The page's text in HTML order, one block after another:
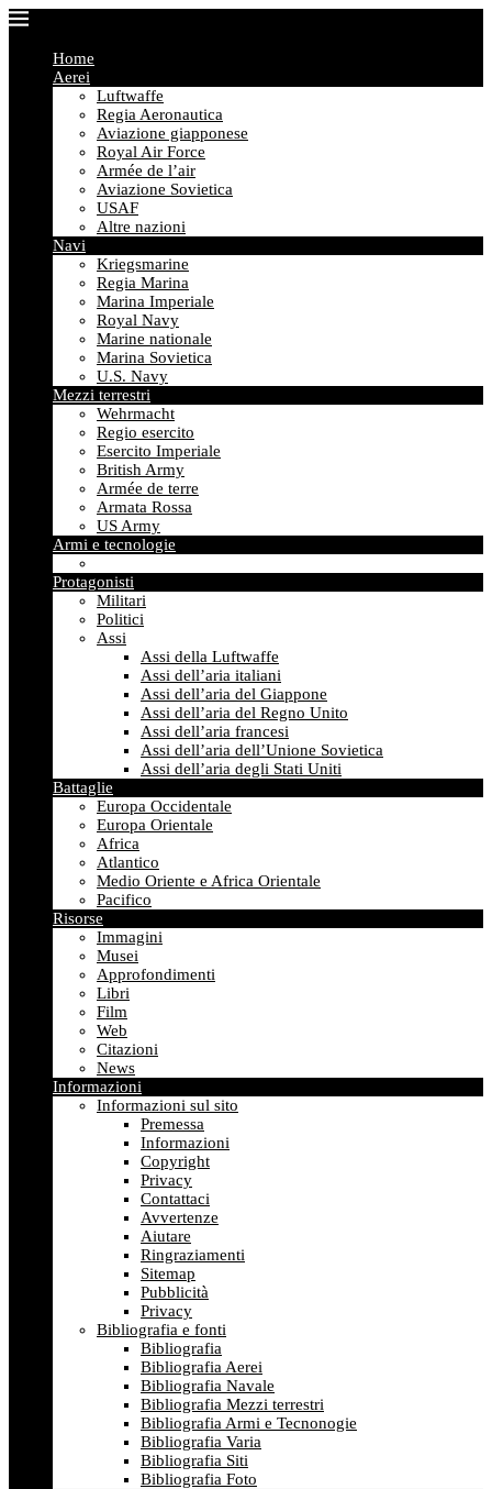
Home
Aerei
Luftwaffe
Regia Aeronautica
Aviazione giapponese
Royal Air Force
Armée de l’air
Aviazione Sovietica
USAF
Altre nazioni
Navi
Kriegsmarine
Regia Marina
Marina Imperiale
Royal Navy
Marine nationale
Marina Sovietica
U.S. Navy
Mezzi terrestri
Wehrmacht
Regio esercito
Esercito Imperiale
British Army
Armée de terre
Armata Rossa
US Army
Armi e tecnologie
Protagonisti
Militari
Politici
Assi
Assi della Luftwaffe
Assi dell’aria italiani
Assi dell’aria del Giappone
Assi dell’aria del Regno Unito
Assi dell’aria francesi
Assi dell’aria dell’Unione Sovietica
Assi dell’aria degli Stati Uniti
Battaglie
Europa Occidentale
Europa Orientale
Africa
Atlantico
Medio Oriente e Africa Orientale
Pacifico
Risorse
Immagini
Musei
Approfondimenti
Libri
Film
Web
Citazioni
News
Informazioni
Informazioni sul sito
Premessa
Informazioni
Copyright
Privacy
Contattaci
Avvertenze
Aiutare
Ringraziamenti
Sitemap
Pubblicità
Privacy
Bibliografia e fonti
Bibliografia
Bibliografia Aerei
Bibliografia Navale
Bibliografia Mezzi terrestri
Bibliografia Armi e Tecnonogie
Bibliografia Varia
Bibliografia Siti
Bibliografia Foto